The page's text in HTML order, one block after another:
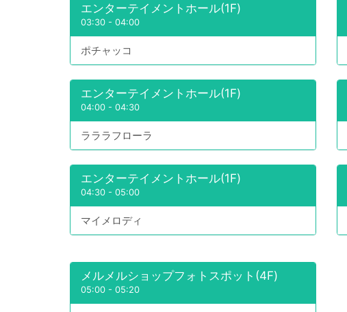
エンターテイメントホール(1F)
03:30 - 04:00
ポチャッコ
エンターテイメントホール(1F)
04:00 - 04:30
ラララフローラ
エンターテイメントホール(1F)
04:30 - 05:00
マイメロディ
メルメルショップフォトスポット(4F)
05:00 - 05:20